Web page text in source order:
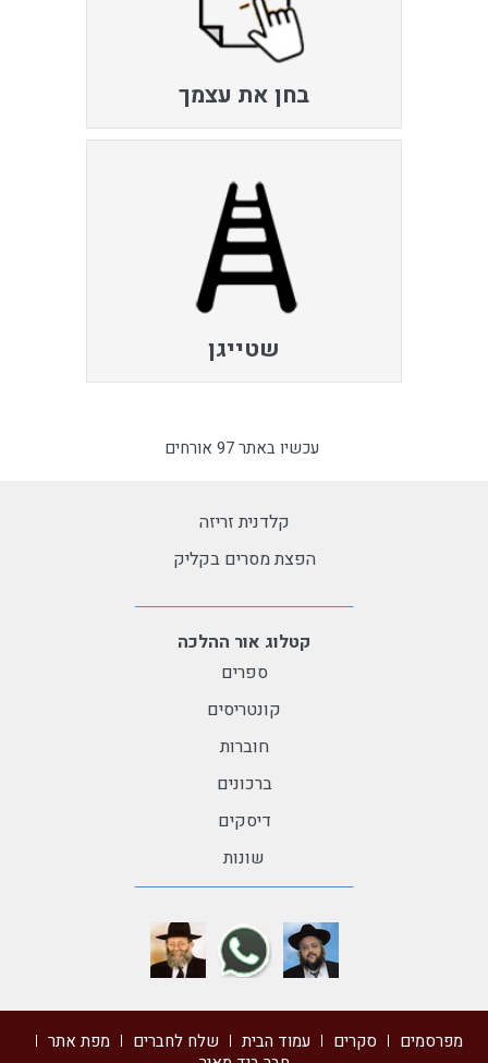
בחן את עצמך
שטייגן
עכשיו באתר 97 אורחים
קלדנית זריזה
הפצת מסרים בקליק
קטלוג אור ההלכה
ספרים
קונטריסים
חוברות
ברכונים
דיסקים
שונות
מפרסמים סקרים עמוד הבית שלח לחברים
מפת אתר